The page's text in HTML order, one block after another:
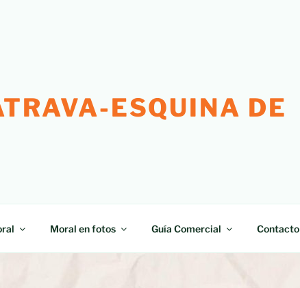
ESQUINA DE
Moral en fotos Guía Comercial Contacto